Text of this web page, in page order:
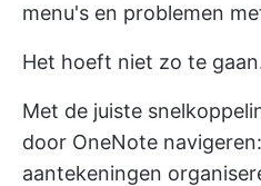
menu's en problemen
Het hoeft niet zo te
Met de juiste
door OneNote
aantekeningen